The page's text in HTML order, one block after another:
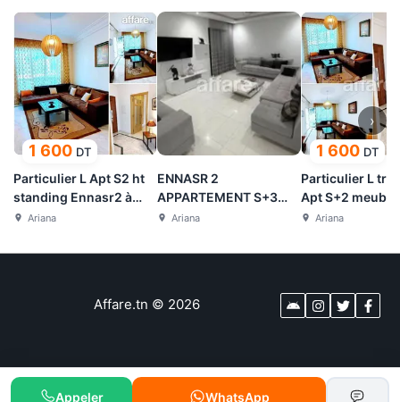
Appeler WhatsApp
1 600 DT
Particulier L Apt S2 ht
standing Ennasr2 à
l'année
Ariana
ENNASR 2
APPARTEMENT S+3
MEUBLE A LOUER
Ariana
1 600 DT
Particulier L
Apt S+2 meublé
Ennasr2 pour
Ariana
›
Affare.tn © 2026